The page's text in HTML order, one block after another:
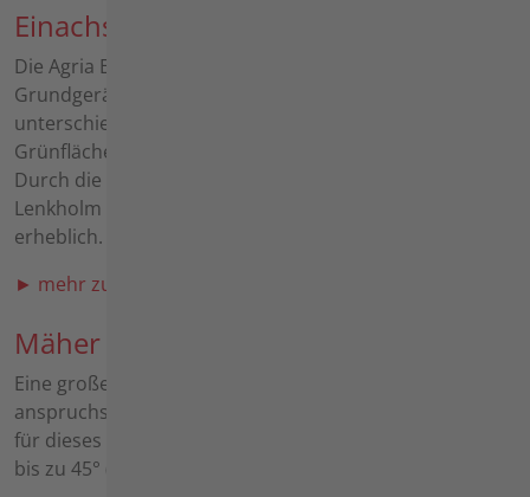
Einachser
Die Agria Einachser sind wahre Multitalente. Die
Grundgeräte dienen als Trägerfahrzeug für die
unterschiedlichsten Anbaugeräte für die Bereiche
Grünflächenpflege, Bodenbearbeitung und Arealpflege.
Durch die Möglichkeit des um 180° drehbaren
Lenkholm erweitert sich das Anbaugerätespektrum
erheblich.
► mehr zum Einachser
Mäher
Eine große Auswahl von Mähgeräten findet der
anspruchsvolle Anwender im agria-Programm. Speziell
für dieses Umfeld konzipiert, werden Hangneigungen
bis zu 45° (100%) gemeistert.